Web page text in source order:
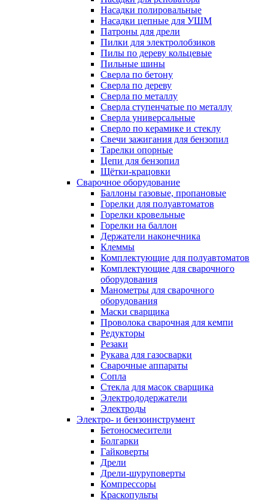
Насадки полировальные
Насадки цепные для УШМ
Патроны для дрели
Пилки для электролобзиков
Пилы по дереву кольцевые
Пильные шины
Сверла по бетону
Сверла по дереву
Сверла по металлу
Сверла ступенчатые по металлу
Сверла универсальные
Сверло по керамике и стеклу
Свечи зажигания для бензопил
Тарелки опорные
Цепи для бензопил
Щётки-крацовки
Сварочное оборудование
Баллоны газовые, пропановые
Горелки для полуавтоматов
Горелки кровельные
Горелки на баллон
Держатели наконечника
Клеммы
Комплектующие для полуавтоматов
Комплектующие для сварочного
оборудования
Манометры для сварочного
оборудования
Маски сварщика
Проволока сварочная для кемпи
Редукторы
Резаки
Рукава для газосварки
Сварочные аппараты
Сопла
Стекла для масок сварщика
Электрододержатели
Электроды
Электро- и бензоинструмент
Бетоносмесители
Болгарки
Гайковерты
Дрели
Дрели-шуруповерты
Компрессоры
Краскопульты